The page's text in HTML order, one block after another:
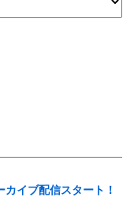
カイブ配信スタート！